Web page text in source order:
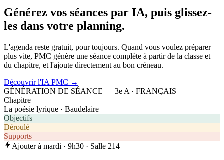
Générez vos séances par IA, puis glissez-
les dans votre planning.
L'agenda reste gratuit, pour toujours. Quand vous voulez préparer
plus vite, PMC génère une séance complète à partir de la classe et
du chapitre, et l'ajoute directement au bon créneau.
Découvrir l'IA PMC →
GÉNÉRATION DE SÉANCE — 3e A · FRANÇAIS
Chapitre
La poésie lyrique · Baudelaire
Objectifs
Déroulé
Supports
Ajouter à mardi · 9h30 · Salle 214